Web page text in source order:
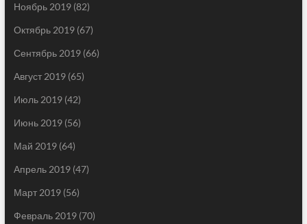
Ноябрь 2019(82)
Октябрь 2019(67)
Сентябрь 2019(66)
Август 2019(65)
Июль 2019(42)
Июнь 2019(56)
Май 2019(64)
Апрель 2019(47)
Март 2019(56)
Февраль 2019(70)